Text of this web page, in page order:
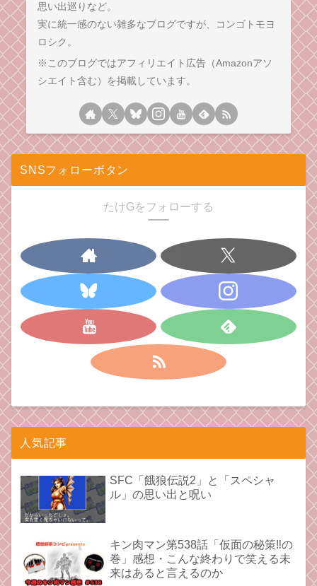
思い出巡りなど。
実に統一感のない雑多なブログですが、コンゴトモヨ
ロシク。
※このブログではアフィリエイト広告（Amazonアソ
シエイト含む）を掲載しています。
SNSフォローボタン
たけGをフォローする
人気記事
SFC「餓狼伝説2」と「スペシャ
ル」の思い出と呪い
キン肉マン第538話「仮面の秘策‼︎の
巻」感想・こんな終わりで笑える未
来はあると言えるのか